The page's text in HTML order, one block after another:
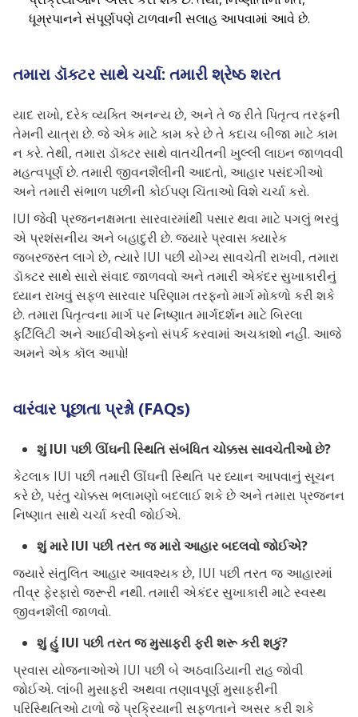
ધૂમ્રપાનને સંપૂર્ણપણે ટાળવાની સલાહ આપવામાં આવે છે.
તમારા ડૉક્ટર સાથે ચર્ચા: તમારી શ્રેષ્ઠ શરત
યાદ રાખો, દરેક વ્યક્તિ અનન્ય છે, અને તે જ રીતે પિતૃત્વ તરફની
તેમની યાત્રા છે. જે એક માટે કામ કરે છે તે કદાચ બીજા માટે કામ
ન કરે. તેથી, તમારા ડૉક્ટર સાથે વાતચીતની ખુલ્લી લાઇન જાળવવી
મહત્વપૂર્ણ છે. તમારી જીવનશૈલીની આદતો, આહાર પસંદગીઓ
અને તમારી સંભાળ પછીની કોઈપણ ચિંતાઓ વિશે ચર્ચા કરો.
IUI જેવી પ્રજનનક્ષમતા સારવારમાંથી પસાર થવા માટે પગલું ભરવું
એ પ્રશંસનીય અને બહાદુરી છે. જ્યારે પ્રવાસ ક્યારેક
જબરજસ્ત લાગે છે, ત્યારે IUI પછી યોગ્ય સાવચેતી રાખવી, તમારા
ડૉક્ટર સાથે સારો સંવાદ જાળવવો અને તમારી એકંદર સુખાકારીનું
ધ્યાન રાખવું સફળ સારવાર પરિણામ તરફનો માર્ગ મોકળો કરી શકે
છે. તમારા પિતૃત્વના માર્ગ પર નિષ્ણાત માર્ગદર્શન માટે બિરલા
ફર્ટિલિટી અને આઈવીએફનો સંપર્ક કરવામાં અચકાશો નહીં. આજે
અમને એક કૉલ આપો!
વારંવાર પૂછાતા પ્રશ્નો (FAQs)
શું IUI પછી ઊંઘની સ્થિતિ સંબંધિત ચોક્કસ સાવચેતીઓ છે?
કેટલાક IUI પછી તમારી ઊંઘની સ્થિતિ પર ધ્યાન આપવાનું સૂચન
કરે છે, પરંતુ ચોક્કસ ભલામણો બદલાઈ શકે છે અને તમારા પ્રજનન
નિષ્ણાત સાથે ચર્ચા કરવી જોઈએ.
શું મારે IUI પછી તરત જ મારો આહાર બદલવો જોઈએ?
જ્યારે સંતુલિત આહાર આવશ્યક છે, IUI પછી તરત જ આહારમાં
તીવ્ર ફેરફારો જરૂરી નથી. તમારી એકંદર સુખાકારી માટે સ્વસ્થ
જીવનશૈલી જાળવો.
શું હું IUI પછી તરત જ મુસાફરી ફરી શરૂ કરી શકું?
પ્રવાસ યોજનાઓએ IUI પછી બે અઠવાડિયાની રાહ જોવી
જોઈએ. લાંબી મુસાફરી અથવા તણાવપૂર્ણ મુસાફરીની
પરિસ્થિતિઓ ટાળો જે પ્રક્રિયાની સફળતાને અસર કરી શકે